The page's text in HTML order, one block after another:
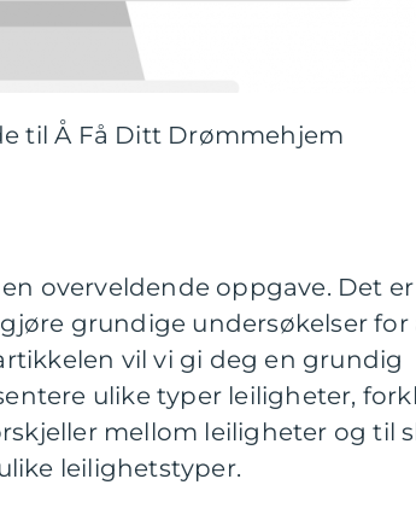
til Å Få Ditt Drømmehjem
overveldende oppgave. Det
grundige undersøkelser for
vil vi gi deg en grundig
ulike typer leiligheter,
mellom leiligheter og til
leilighetstyper.